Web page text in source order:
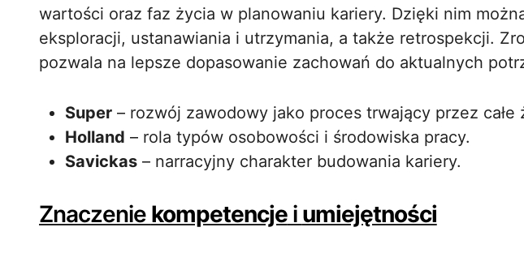
wartości oraz faz życia w planowaniu kariery. Dzięki nim
eksploracji, ustanawiania i utrzymania, a także retrospekcji.
pozwala na lepsze dopasowanie zachowań do aktualnych
Super – rozwój zawodowy jako proces trwający przez całe
Holland – rola typów osobowości i środowiska pracy.
Savickas – narracyjny charakter budowania kariery.
Znaczenie kompetencjei umiejętności